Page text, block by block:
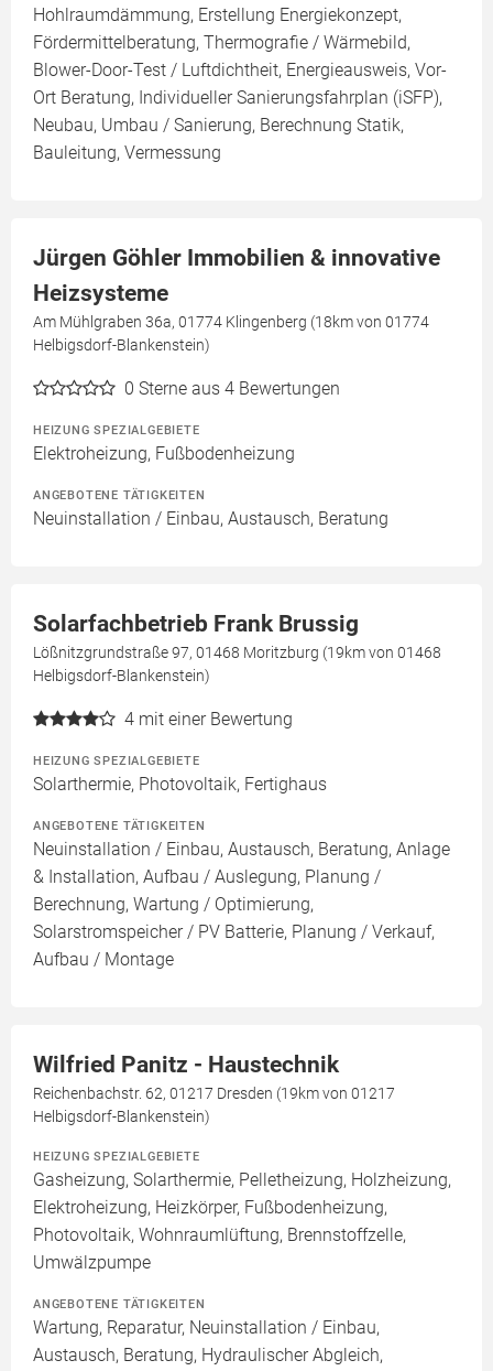
Hohlraumdämmung, Erstellung Energiekonzept,
Fördermittelberatung, Thermografie / Wärmebild,
Blower-Door-Test / Luftdichtheit, Energieausweis, Vor-
Ort Beratung, Individueller Sanierungsfahrplan (iSFP),
Neubau, Umbau / Sanierung, Berechnung Statik,
Bauleitung, Vermessung
Jürgen Göhler Immobilien & innovative
Heizsysteme
Am Mühlgraben 36a, 01774 Klingenberg (18km von 01774
Helbigsdorf-Blankenstein)
0 Sterne aus 4 Bewertungen
HEIZUNG SPEZIALGEBIETE
Elektroheizung, Fußbodenheizung
ANGEBOTENE TÄTIGKEITEN
Neuinstallation / Einbau, Austausch, Beratung
Solarfachbetrieb Frank Brussig
Lößnitzgrundstraße 97, 01468 Moritzburg (19km von 01468
Helbigsdorf-Blankenstein)
4 mit einer Bewertung
HEIZUNG SPEZIALGEBIETE
Solarthermie, Photovoltaik, Fertighaus
ANGEBOTENE TÄTIGKEITEN
Neuinstallation / Einbau, Austausch, Beratung, Anlage
& Installation, Aufbau / Auslegung, Planung /
Berechnung, Wartung / Optimierung,
Solarstromspeicher / PV Batterie, Planung / Verkauf,
Aufbau / Montage
Wilfried Panitz - Haustechnik
Reichenbachstr. 62, 01217 Dresden (19km von 01217
Helbigsdorf-Blankenstein)
HEIZUNG SPEZIALGEBIETE
Gasheizung, Solarthermie, Pelletheizung, Holzheizung,
Elektroheizung, Heizkörper, Fußbodenheizung,
Photovoltaik, Wohnraumlüftung, Brennstoffzelle,
Umwälzpumpe
ANGEBOTENE TÄTIGKEITEN
Wartung, Reparatur, Neuinstallation / Einbau,
Austausch, Beratung, Hydraulischer Abgleich,